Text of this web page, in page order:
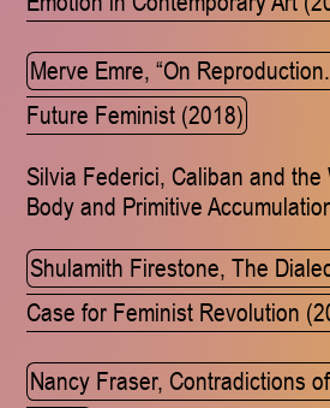
Merve Emre, “On
Future Feminist (2018)
Silvia Federici, Caliban and the
Body and Primitive
Shulamith Firestone, The
Case for Feminist Revolution
Nancy Fraser, Contradictions